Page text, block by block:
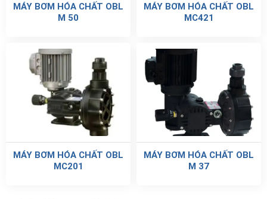
MÁY BƠM HÓA CHẤT OBL
M 50
MÁY BƠM HÓA CHẤT OBL
MC421
MÁY BƠM HÓA CHẤT OBL
MC201
MÁY BƠM HÓA CHẤT OBL
M 37